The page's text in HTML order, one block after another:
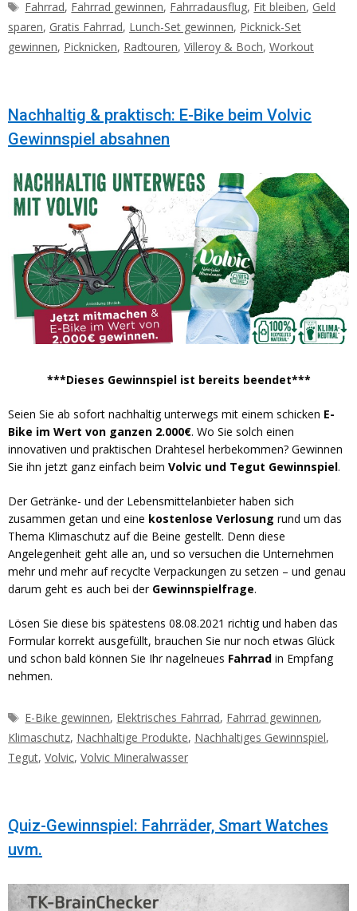
Schlagwörter
Fahrrad, Fahrrad gewinnen, Fahrradausflug, Fit bleiben, Geld
sparen, Gratis Fahrrad, Lunch-Set gewinnen, Picknick-Set
gewinnen, Picknicken, Radtouren, Villeroy & Boch, Workout
Nachhaltig & praktisch: E-Bike beim Volvic
Gewinnspiel absahnen
***Dieses Gewinnspiel ist bereits beendet***
Seien Sie ab sofort nachhaltig unterwegs mit einem schicken E-
Bike im Wert von ganzen 2.000€. Wo Sie solch einen
innovativen und praktischen Drahtesel herbekommen? Gewinnen
Sie ihn jetzt ganz einfach beim Volvic und Tegut Gewinnspiel.
Der Getränke- und der Lebensmittelanbieter haben sich
zusammen getan und eine kostenlose Verlosung rund um das
Thema Klimaschutz auf die Beine gestellt. Denn diese
Angelegenheit geht alle an, und so versuchen die Unternehmen
mehr und mehr auf recyclte Verpackungen zu setzen – und genau
darum geht es auch bei der Gewinnspielfrage.
Lösen Sie diese bis spätestens 08.08.2021 richtig und haben das
Formular korrekt ausgefüllt, brauchen Sie nur noch etwas Glück
und schon bald können Sie Ihr nagelneues Fahrrad in Empfang
nehmen.
Schlagwörter
E-Bike gewinnen, Elektrisches Fahrrad, Fahrrad gewinnen,
Klimaschutz, Nachhaltige Produkte, Nachhaltiges Gewinnspiel,
Tegut, Volvic, Volvic Mineralwasser
Quiz-Gewinnspiel: Fahrräder, Smart Watches
uvm.